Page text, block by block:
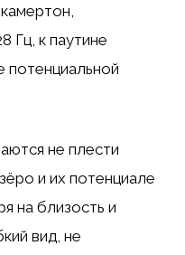
Гц, к паутине
потенциальной
не плести
и их потенциале
на близость и
вид, не